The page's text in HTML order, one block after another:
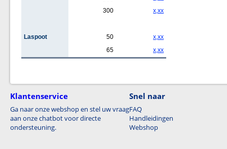
300
x,xx
Laspoot 50
x,xx
65
x,xx
Klantenservice
Ga naar onze webshop en stel uw vraag
aan onze chatbot voor directe
ondersteuning.
Snel naar
FAQ
Handleidingen
Webshop